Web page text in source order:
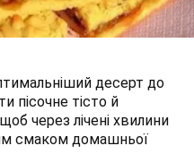
десерт до
пісочне тісто й
через лічені хвилини
смаком домашньої